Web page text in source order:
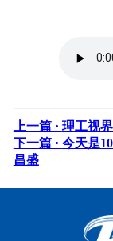
上一篇 · 理工视
下一篇 · 今天是
昌盛